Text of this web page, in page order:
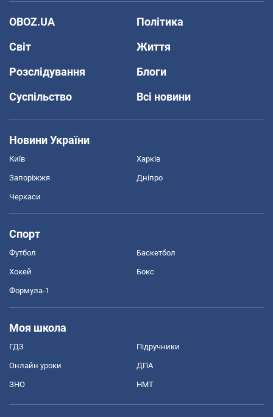
OBOZ.UA
Політика
Світ
Життя
Розслідування
Блоги
Суспільство
Всі новини
Новини України
Київ Харків
Запоріжжя Дніпро
Черкаси
Спорт
Футбол Баскетбол
Хокей Бокс
Формула-1
Моя школа
ГДЗ Підручники
Онлайн уроки ДПА
ЗНО НМТ